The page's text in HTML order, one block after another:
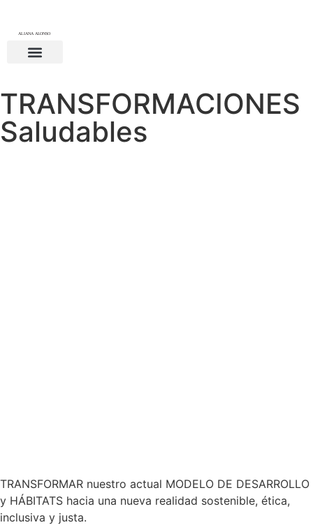
TRANSFORMACIONES
Saludables
TRANSFORMAR nuestro actual MODELO DE DESARROLLO
y HÁBITATS hacia una nueva realidad sostenible, ética,
inclusiva y justa.